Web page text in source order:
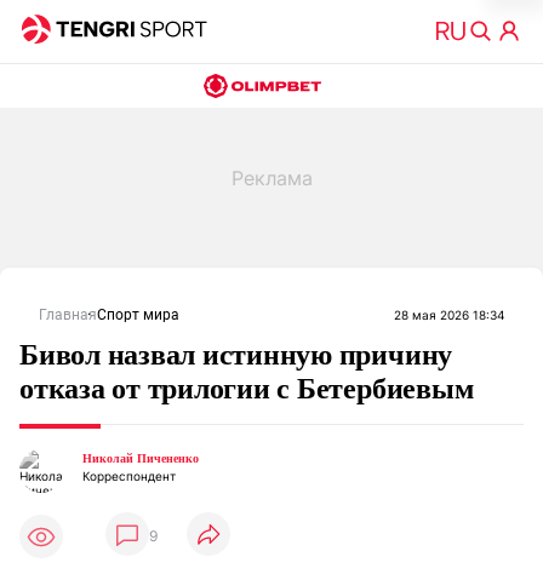
ГлавнаяСпорт мира 28 мая 2026 18:34
Бивол назвал истинную причину
отказа от трилогии с Бетербиевым
Николай Пичененко
Корреспондент
9